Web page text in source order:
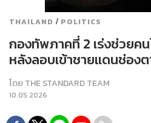
THAILAND / POLITICS
กองทัพภาคที่ 2 เร่งช่วยค
หลังลอบเข้าชายแดนช่องต
โดย THE STANDARD TEAM
10.05.2026